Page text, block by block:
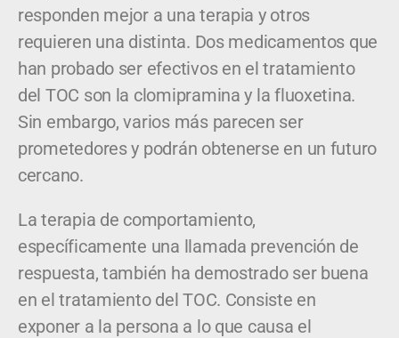
responden mejor a una terapia y otros
requieren una distinta. Dos medicamentos que
han probado ser efectivos en el tratamiento
del TOC son la clomipramina y la fluoxetina.
Sin embargo, varios más parecen ser
prometedores y podrán obtenerse en un futuro
cercano.
La terapia de comportamiento,
específicamente una llamada prevención de
respuesta, también ha demostrado ser buena
en el tratamiento del TOC. Consiste en
exponer a la persona a lo que causa el